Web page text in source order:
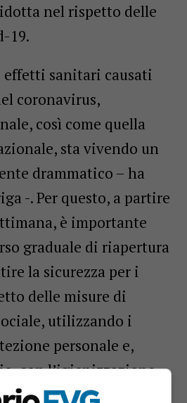
nel rispetto delle
19.
sanitari causati
coronavirus,
così come quella
sta vivendo un
drammatico – ha
-. Per questo, a partire
è importante
graduale di riapertura
la sicurezza per i
delle misure di
utilizzando i
personale e,
con l’igienizzazione
altrimenti – ha